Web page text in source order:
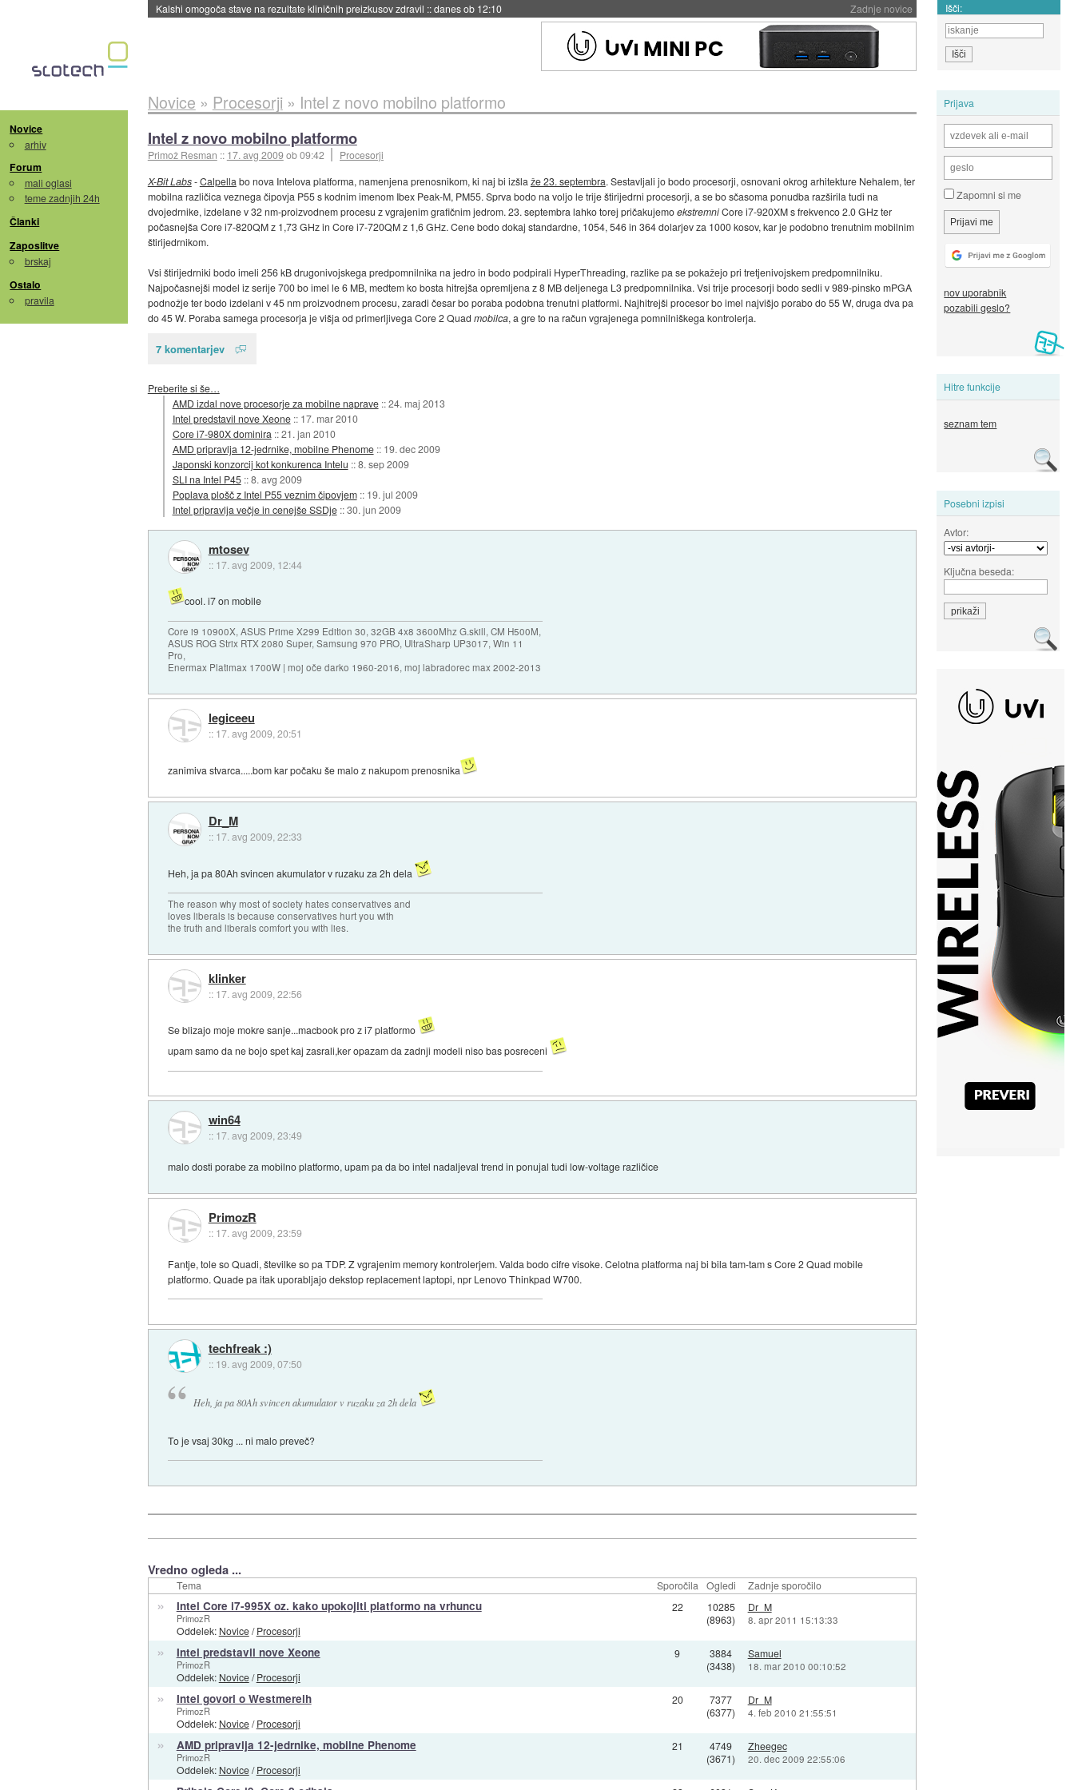
Zadnje novice
Kalshi omogoča stave na rezultate kliničnih preizkusov zdravil ::danes ob 12:10 Išči:
Novice
arhiv
Forum
mali oglasi
teme zadnjih 24h
Članki
Zaposlitve
brskaj
Ostalo
pravila
Prijava
Zapomni si me
nov uporabnik
pozabili geslo?
Hitre funkcije
seznam tem
Posebni izpisi
Avtor:
Ključna beseda:
Novice » Procesorji » Intel z novo mobilno platformo
Intel z novo mobilno platformo
Primož Resman :: 17. avg 2009ob 09:42
Procesorji
X-Bit Labs-Calpella bo nova Intelova platforma, namenjena prenosnikom, ki naj bi izšla že 23. septembra. Sestavljali jo bodo procesorji, osnovani okrog arhitekture Nehalem, ter
mobilna različica veznega čipovja P55 s kodnim imenom Ibex Peak-M, PM55. Sprva bodo na voljo le trije štirijedrni procesorji, a se bo sčasoma ponudba razširila tudi na
dvojedrnike, izdelane v 32 nm-proizvodnem procesu z vgrajenim grafičnim jedrom. 23. septembra lahko torej pričakujemoekstremniCore i7-920XM s frekvenco 2.0 GHz ter
počasnejša Core i7-820QM z 1,73 GHz in Core i7-720QM z 1,6 GHz. Cene bodo dokaj standardne, 1054, 546 in 364 dolarjev za 1000 kosov, kar je podobno trenutnim mobilnim
štirijedrnikom.
Vsi štirijedrniki bodo imeli 256 kB drugonivojskega predpomnilnika na jedro in bodo podpirali HyperThreading, razlike pa se pokažejo pri tretjenivojskem predpomnilniku.
Najpočasnejši model iz serije 700 bo imel le 6 MB, medtem ko bosta hitrejša opremljena z 8 MB deljenega L3 predpomnilnika. Vsi trije procesorji bodo sedli v 989-pinsko mPGA
podnožje ter bodo izdelani v 45 nm proizvodnem procesu, zaradi česar bo poraba podobna trenutni platformi. Najhitrejši procesor bo imel najvišjo porabo do 55 W, druga dva pa
do 45 W. Poraba samega procesorja je višja od primerljivega Core 2 Quad mobilca, a gre to na račun vgrajenega pomnilniškega kontrolerja.
7 komentarjev
Preberite si še…
AMD izdal nove procesorje za mobilne naprave ::24. maj 2013
Intel predstavil nove Xeone :: 17. mar 2010
Core i7-980X dominira ::21. jan 2010
AMD pripravlja 12-jedrnike, mobilne Phenome :: 19. dec 2009
Japonski konzorcij kot konkurenca Intelu ::8. sep 2009
SLI na Intel P45 ::8. avg 2009
Poplava plošč z Intel P55 veznim čipovjem :: 19. jul 2009
Intel pripravlja večje in cenejše SSDje ::30. jun 2009
mtosev
:: 17. avg 2009, 12:44
cool. i7 on mobile
Core i9 10900X, ASUS Prime X299 Edition 30, 32GB 4x8 3600Mhz G.skill, CM H500M,
ASUS ROG Strix RTX 2080 Super, Samsung 970 PRO, UltraSharp UP3017, Win 11
Pro,
Enermax Platimax 1700W | moj oče darko 1960-2016, moj labradorec max 2002-2013
legiceeu
:: 17. avg 2009, 20:51
zanimiva stvarca.....bom kar počaku še malo z nakupom prenosnika
Dr_M
:: 17. avg 2009, 22:33
Heh, ja pa 80Ah svincen akumulator v ruzaku za 2h dela
The reason why most of society hates conservatives and
loves liberals is because conservatives hurt you with
the truth and liberals comfort you with lies.
klinker
:: 17. avg 2009, 22:56
Se blizajo moje mokre sanje...macbook pro z i7 platformo
upam samo da ne bojo spet kaj zasrali,ker opazam da zadnji modeli niso bas posreceni
win64
:: 17. avg 2009, 23:49
malo dosti porabe za mobilno platformo, upam pa da bo intel nadaljeval trend in ponujal tudi low-voltage različice
PrimozR
:: 17. avg 2009, 23:59
Fantje, tole so Quadi, številke so pa TDP. Z vgrajenim memory kontrolerjem. Valda bodo cifre visoke. Celotna platforma naj bi bila tam-tam s Core 2 Quad mobile
platformo. Quade pa itak uporabljajo dekstop replacement laptopi, npr Lenovo Thinkpad W700.
techfreak :)
:: 19. avg 2009, 07:50
Heh, ja pa 80Ah svincen akumulator v ruzaku za 2h dela
To je vsaj 30kg ... ni malo preveč?
Vredno ogleda ...
Tema Sporočila Ogledi Zadnje sporočilo
» Intel Core i7-995X oz. kako upokojiti platformo na vrhuncu
PrimozR
Oddelek: Novice/Procesorji
22
10285
(8963)
Dr_M
8. apr 2011 15:13:33
» Intel predstavil nove Xeone
PrimozR
Oddelek: Novice/Procesorji
9
3884
(3438)
Samuel
18. mar 2010 00:10:52
» Intel govori o Westmereih
PrimozR
Oddelek: Novice/Procesorji
20
7377
(6377)
Dr_M
4. feb 2010 21:55:51
» AMD pripravlja 12-jedrnike, mobilne Phenome
PrimozR
Oddelek: Novice/Procesorji
21
4749
(3671)
Zheegec
20. dec 2009 22:55:06